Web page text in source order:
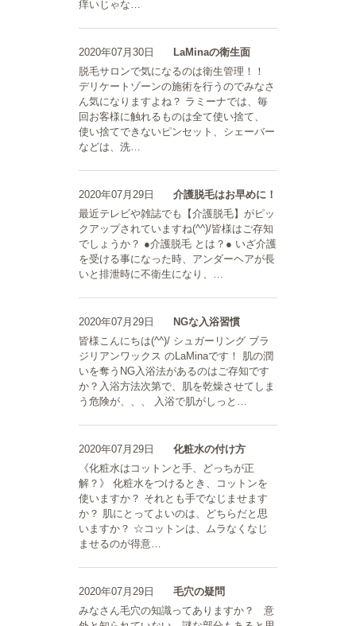
痒いじゃな…
2020年07月30日
LaMinaの衛生面
脱毛サロンで気になるのは衛生管理！！
デリケートゾーンの施術を行うのでみなさ
ん気になりますよね？ ラミーナでは、毎
回お客様に触れるものは全て使い捨て、
使い捨てできないピンセット、シェーバー
などは、洗…
2020年07月29日
介護脱毛はお早めに！
最近テレビや雑誌でも【介護脱毛】がピッ
クアップされていますね(^^)/皆様はご存知
でしょうか？ ●介護脱毛 とは？● いざ介護
を受ける事になった時、アンダーヘアが長
いと排泄時に不衛生になり、…
2020年07月29日
NGな入浴習慣
皆様こんにちは(^^)/ シュガーリング ブラ
ジリアンワックス のLaMinaです！ 肌の潤
いを奪うNG入浴法があるのはご存知です
か？入浴方法次第で、肌を乾燥させてしま
う危険が、、、 入浴で肌がしっと…
2020年07月29日
化粧水の付け方
《化粧水はコットンと手、どっちが正
解？》 化粧水をつけるとき、コットンを
使いますか？ それとも手でなじませます
か？ 肌にとってよいのは、どちらだと思
いますか？ ☆コットンは、ムラなくなじ
ませるのが得意…
2020年07月29日
毛穴の疑問
みなさん毛穴の知識ってありますか？ 意